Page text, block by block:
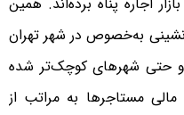
به‌خصوص در شهر تهران
و حتی شهرهای کوچک‌تر شده
مستاجرها به مراتب از